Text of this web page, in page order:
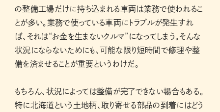
の整備工場だけに持ち込まれる車両は業務で使われるこ
とが多い。業務で使っている車両にトラブルが発生すれ
ば、それは“お金を生まないクルマ”になってしまう。そんな
状況にならないためにも、可能な限り短時間で修理や整
備を済ませることが重要というわけだ。
もちろん、状況によっては整備が完了できない場合もある。
特に北海道という土地柄、取り寄せる部品の到着にはどう